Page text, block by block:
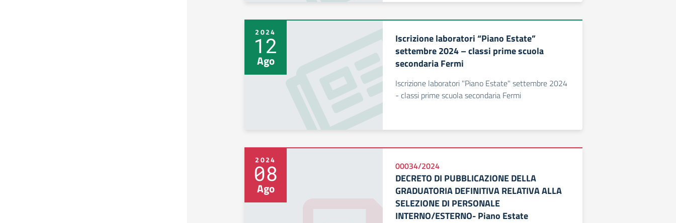
2024
12
Ago
Iscrizione laboratori “Piano Estate”
settembre 2024 – classi prime scuola
secondaria Fermi
Iscrizione laboratori "Piano Estate" settembre 2024
- classi prime scuola secondaria Fermi
2024
08
Ago
00034/2024
DECRETO DI PUBBLICAZIONE DELLA
GRADUATORIA DEFINITIVA RELATIVA ALLA
SELEZIONE DI PERSONALE
INTERNO/ESTERNO- Piano Estate